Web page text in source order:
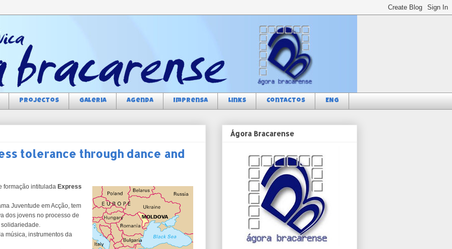
Projectos Galeria Agenda Imprensa Links Contactos ENG
tolerance through dance and
formação intitulada Express
Juventude em Acção, tem
dos jovens no processo de
música, instrumentos da
Ágora Bracarense